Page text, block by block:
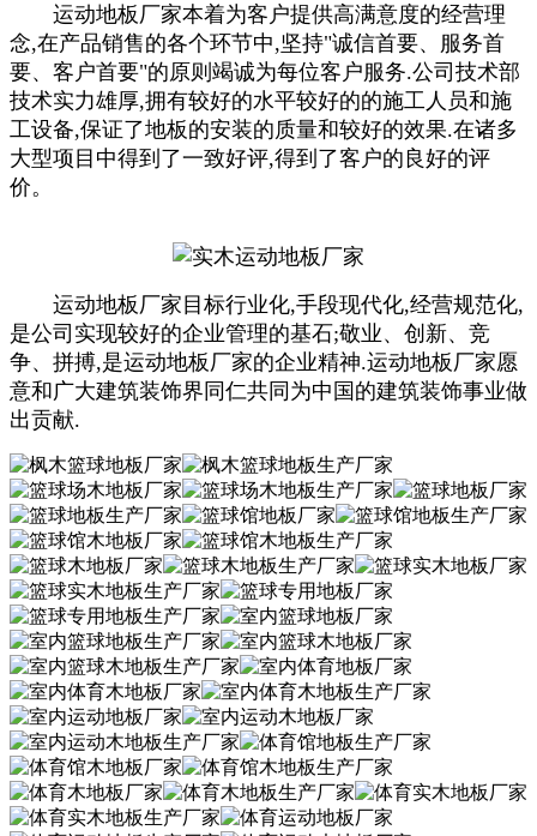
运动地板厂家本着为客户提供高满意度的经营理
念,在产品销售的各个环节中,坚持"诚信首要、服务首
要、客户首要"的原则竭诚为每位客户服务.公司技术部
技术实力雄厚,拥有较好的水平较好的的施工人员和施
工设备,保证了地板的安装的质量和较好的效果.在诸多
大型项目中得到了一致好评,得到了客户的良好的评
价。
运动地板厂家目标行业化,手段现代化,经营规范化,
是公司实现较好的企业管理的基石;敬业、创新、竞
争、拼搏,是运动地板厂家的企业精神.运动地板厂家愿
意和广大建筑装饰界同仁共同为中国的建筑装饰事业做
出贡献.